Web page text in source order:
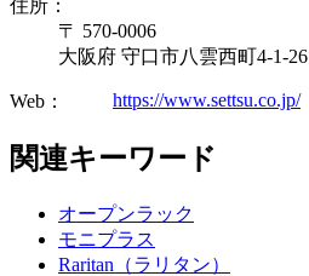
住所：
〒 570-0006
大阪府 守口市八雲西町4-1-26
Web： https://www.settsu.co.jp/
関連キーワード
オープンラック
モニプラス
Raritan（ラリタン）